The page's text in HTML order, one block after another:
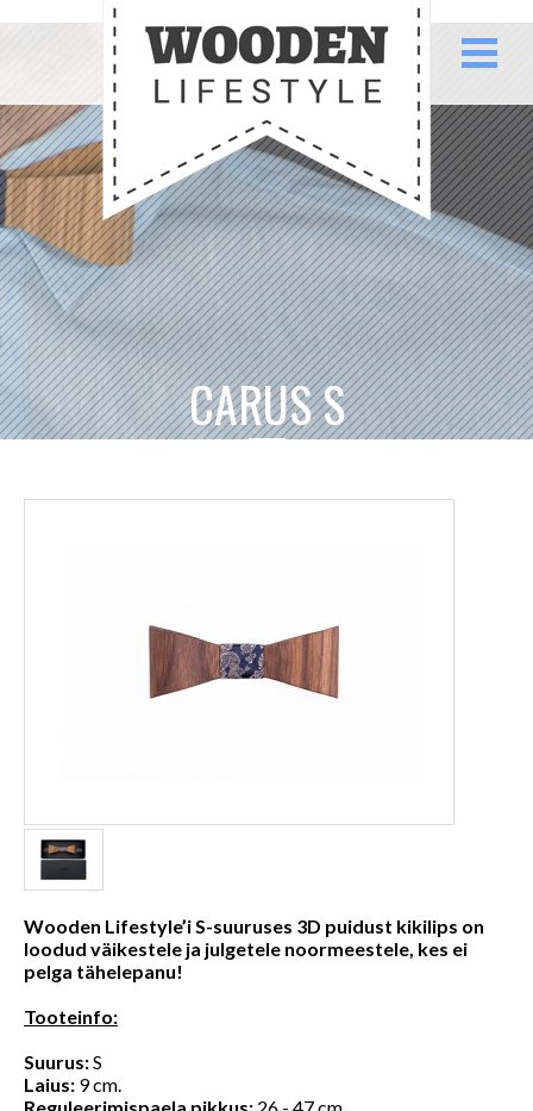
CARUS S
Wooden Lifestyle’i S-suuruses 3D puidust kikilips on
loodud väikestele ja julgetele noormeestele, kes ei
pelga tähelepanu!
Tooteinfo:
Suurus:S
Laius: 9 cm.